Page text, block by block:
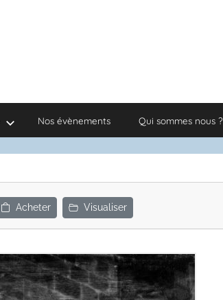
Nos évènements Qui sommes nous ?
Acheter Visualiser